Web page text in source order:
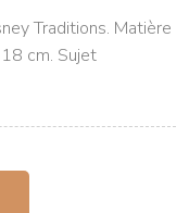
Traditions. Matière
18 cm. Sujet